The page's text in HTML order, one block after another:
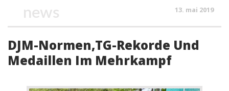
news
DJM-Normen,TG-Rekorde Und
Medaillen Im Mehrkampf
13. mai 2019